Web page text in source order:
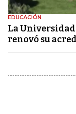
EDUCACIÓN
La
renovó su